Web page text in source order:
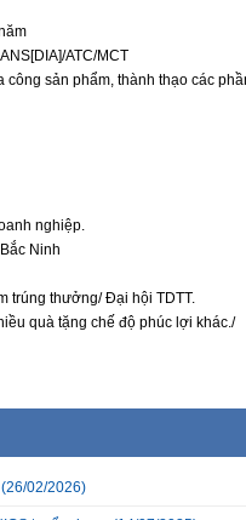
ATC/MCT
sản phẩm, thành thạo các
nghiệp.
Ninh
trúng thưởng/ Đại hội TDTT.
quà tặng chế độ phúc lợi khác./
02/2026)